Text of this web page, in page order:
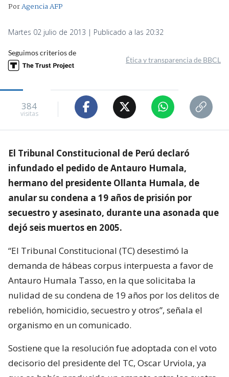
PorAgencia AFP
Martes 02 julio de 2013 | Publicado a las 20:32
Seguimos criterios de
Ética y transparencia de BBCL
384
visitas
El Tribunal Constitucional de Perú declaró
infundado el pedido de Antauro Humala,
hermano del presidente Ollanta Humala, de
anular su condena a 19 años de prisión por
secuestro y asesinato, durante una asonada que
dejó seis muertos en 2005.
“El Tribunal Constitucional (TC) desestimó la
demanda de hábeas corpus interpuesta a favor de
Antauro Humala Tasso, en la que solicitaba la
nulidad de su condena de 19 años por los delitos de
rebelión, homicidio, secuestro y otros”, señala el
organismo en un comunicado.
Sostiene que la resolución fue adoptada con el voto
decisorio del presidente del TC, Oscar Urviola, ya